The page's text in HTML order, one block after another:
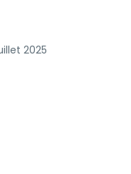
2025